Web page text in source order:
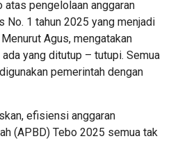
pengelolaan anggaran
1 tahun 2025 yang menjadi
Agus, mengatakan
yang ditutup – tutupi. Semua
pemerintah dengan
efisiensi anggaran
(APBD) Tebo 2025 semua tak